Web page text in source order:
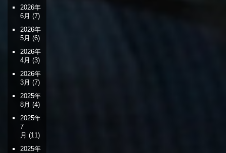
2026年
6月 (7)
2026年
5月 (6)
2026年
4月 (3)
2026年
3月 (7)
2025年
8月 (4)
2025年
7
月 (11)
2025年